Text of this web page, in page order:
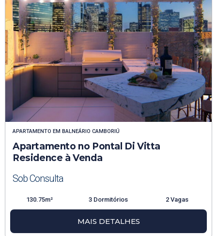
APARTAMENTO EM BALNEÁRIO CAMBORIÚ
Apartamento no Pontal Di Vitta
Residence à Venda
Sob Consulta
130.75m² 3 Dormitórios 2 Vagas
MAIS DETALHES